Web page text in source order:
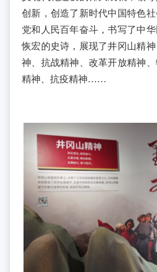
创新，创造了新时代中国特色社
党和人民百年奋斗，书写了中
恢宏的史诗，展现了井冈山精
神、抗战精神、改革开放精神
精神、抗疫精神……